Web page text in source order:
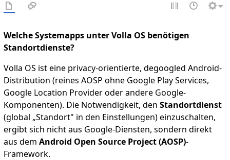
Welche Systemapps unter Volla OS benötigen
Standortdienste?
Volla OS ist eine privacy-orientierte, degoogled Android-
Distribution (reines AOSP ohne Google Play Services,
Google Location Provider oder andere Google-
Komponenten). Die Notwendigkeit, den Standortdienst
(global „Standort" in den Einstellungen) einzuschalten,
ergibt sich nicht aus Google-Diensten, sondern direkt
aus dem Android Open Source Project (AOSP)-
Framework.